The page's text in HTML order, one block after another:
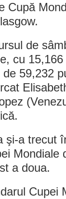
Cupă
de
cu
59,232
şi-a trecut
Mondiale
a doua.
Cupei